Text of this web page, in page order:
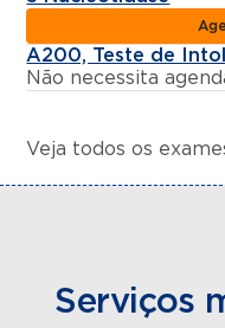
A200, Teste de
Não necessita
Veja todos os
Serviços